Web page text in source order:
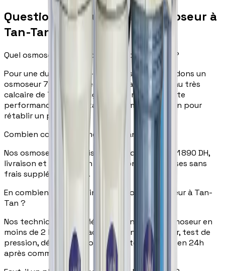
Questions fréquentes — Osmoseur à
Tan-Tan
Quel osmoseur choisir pour l'eau de Tan-Tan ?
Pour une dureté de 35–58°f, nous recommandons un
osmoseur 7 étapes avec reminéralisation. L'eau très
calcaire de Tan-Tan exige une membrane haute
performance et une étape de reminéralisation pour
rétablir un pH optimal.
Combien coûte un osmoseur à Tan-Tan ?
Nos osmoseurs sont disponibles de 850 DH à 1 890 DH,
livraison et installation professionnelle incluses sans
frais supplémentaires.
En combien de temps installez-vous l'osmoseur à Tan-
Tan ?
Nos techniciens certifiés installent votre osmoseur en
moins de 2 heures — raccordement sous évier, test de
pression, démonstration complète. Livraison en 24h
après commande.